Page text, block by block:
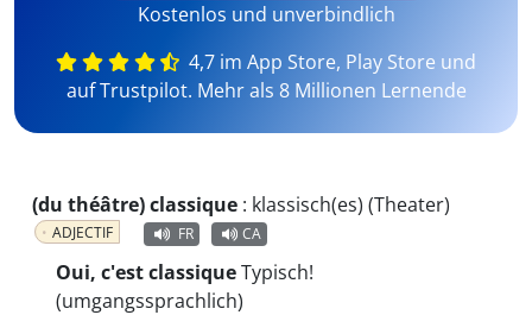
Kostenlos und unverbindlich
4,7 im App Store, Play Store und
auf Trustpilot. Mehr als 8 Millionen Lernende
(du théâtre) classique : klassisch(es) (Theater)
ADJECTIF FR CA
Oui, c'est classiqueTypisch!
(umgangssprachlich)